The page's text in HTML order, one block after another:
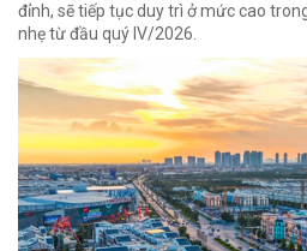
đỉnh, sẽ tiếp tục duy trì ở mức cao
nhẹ từ đầu quý IV/2026.